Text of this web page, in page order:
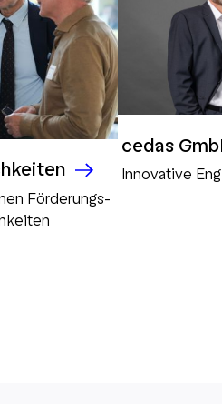
Förderungs-
cedas
Innovative